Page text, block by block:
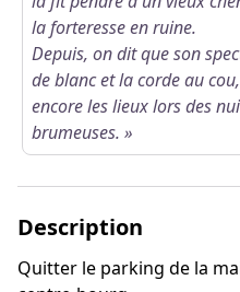
la forteresse en ruine.
Depuis, on dit que son
de blanc et la corde au
encore les lieux lors des
brumeuses. »
Description
Quitter le parking de la